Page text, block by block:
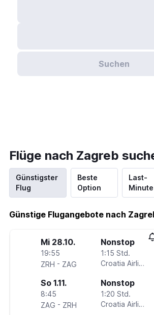
Suchen
Flüge nach Zagreb
Günstigster
Flug
Beste
Option
Last-
Minute
Günstige Flugangebote nach
Mi 28.10.
19:55
ZRH - ZAG
Nonstop
1:15 Std.
Croatia Airlines
So 1.11.
8:45
ZAG - ZRH
Nonstop
1:20 Std.
Croatia Airlines